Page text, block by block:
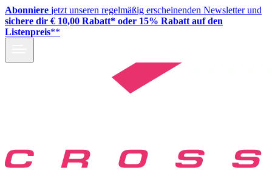
Abonniere jetzt unseren regelmäßig erscheinenden Newsletter und
sichere dir € 10,00 Rabatt* oder 15% Rabatt auf den
Listenpreis**